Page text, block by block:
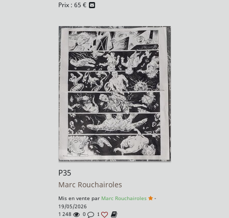
Prix : 65 €
P35
Marc Rouchairoles
Mis en vente par Marc Rouchairoles
-
19/05/2026
1 248
0 1